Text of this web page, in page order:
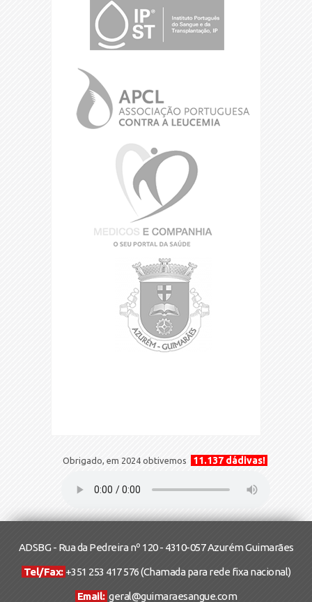
Obrigado, em 2024 obtivemos 11.137 dádivas!
ADSBG - Rua da Pedreira nº 120 - 4310-057 Azurém Guimarães
Tel/Fax: +351 253 417 576(Chamada para rede fixa nacional)
Email: geral@guimaraesangue.com